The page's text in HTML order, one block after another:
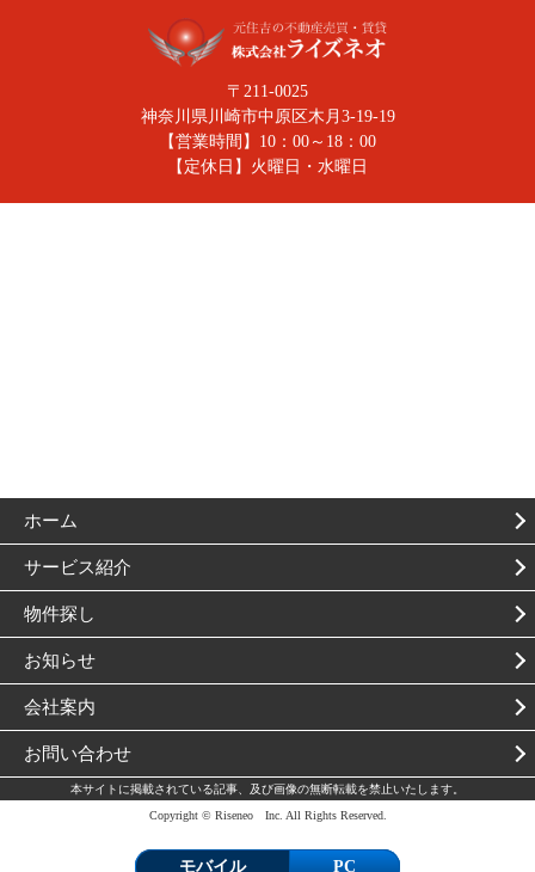
〒211-0025
神奈川県川崎市中原区木月3-19-19
【営業時間】10：00～18：00
【定休日】火曜日・水曜日
ホーム
サービス紹介
物件探し
お知らせ
会社案内
お問い合わせ
本サイトに掲載されている記事、及び画像の無断転載を禁止いたします。
Copyright © Riseneo Inc. All Rights Reserved.
モバイル PC